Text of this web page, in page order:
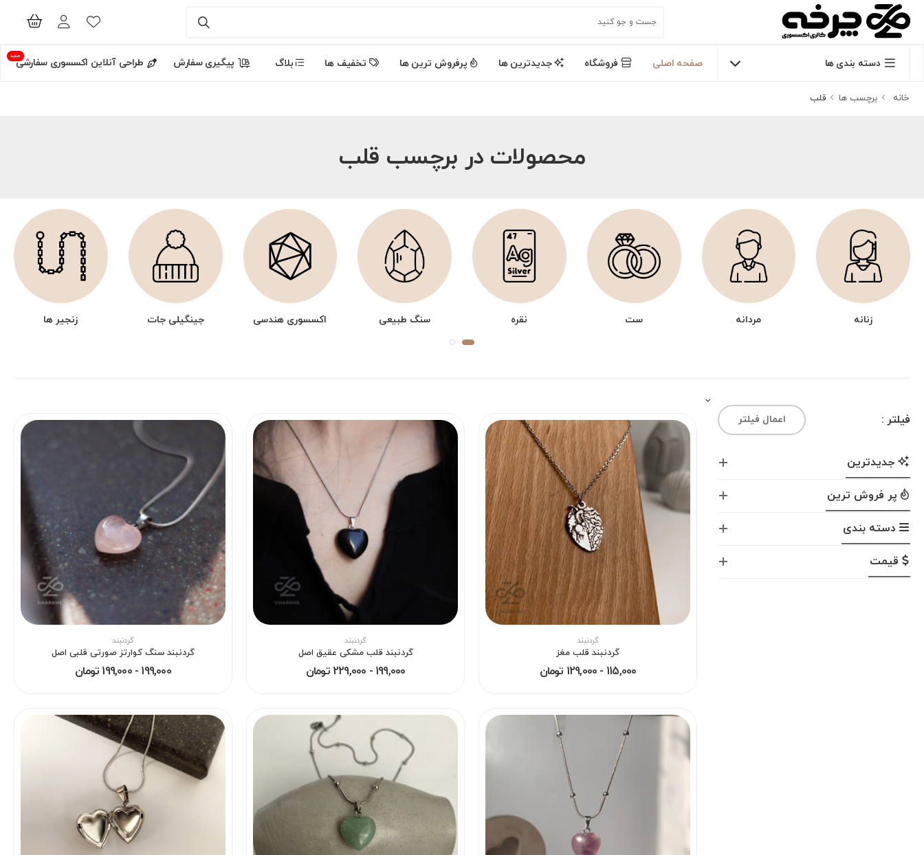
دسته بندی ها صفحه اصلی فروشگاه جدیدترین ها پرفروش ترین ها تخفیف ها بلاگ پیگیری سفارش طراحی آنلاین اکسسوری سفارشی
جدید
خانه برچسب ها قلب
محصولات در برچسب قلب
زنانه مردانه ست نقره سنگ طبیعی اکسسوری هندسی جینگیلی جات زنجیر ها
فیلتر : اعمال فیلتر
جدیدترین
پر فروش ترین
دسته بندی
قیمت
گردنبند
گردنبند قلب مغز
115,000 - 129,000 تومان
گردنبند
گردنبند قلب مشکی عقیق اصل
199,000 - 229,000 تومان
گردنبند
گردنبند سنگ کوارتز صورتی قلبی اصل
199,000 - 199,000 تومان